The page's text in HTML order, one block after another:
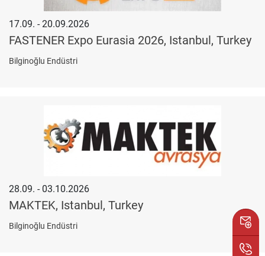
17.09. - 20.09.2026
FASTENER Expo Eurasia 2026, Istanbul, Turkey
Bilginoğlu Endüstri
28.09. - 03.10.2026
MAKTEK, Istanbul, Turkey
Bilginoğlu Endüstri